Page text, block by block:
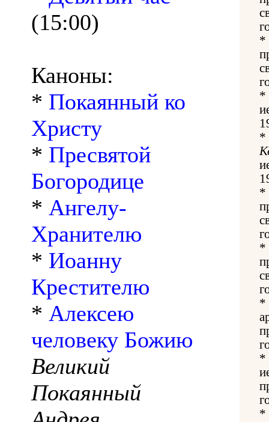
(15:00)
Каноны:
* Покаянный ко
Христу
* Пресвятой
Богородице
* Ангелу-
Хранителю
* Иоанну
Крестителю
* Алексею
человеку Божию
Великий
Покаянный
*
*
*
*
*
*
*
*